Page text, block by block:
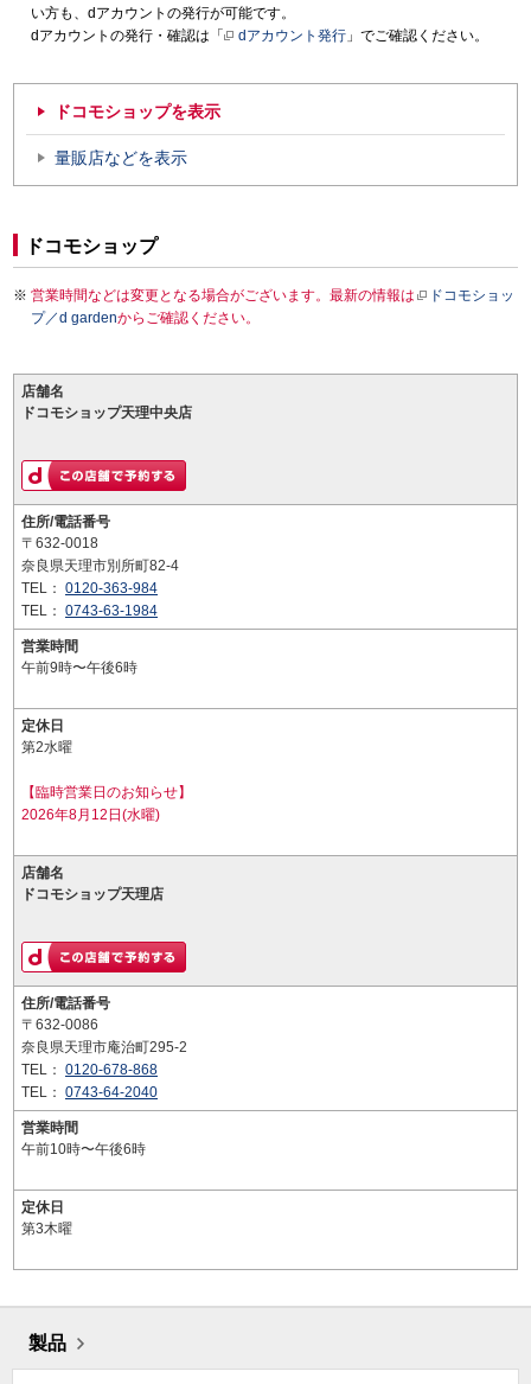
い方も、dアカウントの発行が可能です。
dアカウントの発行・確認は「
dアカウント発行 」でご確認ください。
ドコモショップを表示
量販店などを表示
ドコモショップ
営業時間などは変更となる場合がございます。最新の情報は
ドコモショッ
プ／d gardenからご確認ください。
店舗名
ドコモショップ天理中央店
住所/電話番号
〒632-0018
奈良県天理市別所町82-4
TEL： 0120-363-984
TEL： 0743-63-1984
営業時間
午前9時〜午後6時
定休日
第2水曜
【臨時営業日のお知らせ】
2026年8月12日(水曜)
店舗名
ドコモショップ天理店
住所/電話番号
〒632-0086
奈良県天理市庵治町295-2
TEL： 0120-678-868
TEL： 0743-64-2040
営業時間
午前10時〜午後6時
定休日
第3木曜
製品